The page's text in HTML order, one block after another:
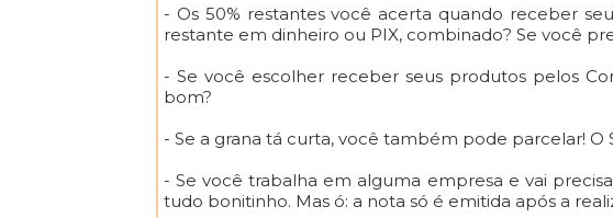
- Os 50% restantes você acerta quando receber
restante em dinheiro ou PIX, combinado? Se você
- Se você escolher receber seus produtos pelos
bom?
- Se a grana tá curta, você também pode parcelar! O
- Se você trabalha em alguma empresa e vai
tudo bonitinho. Mas ó: a nota só é emitida após a